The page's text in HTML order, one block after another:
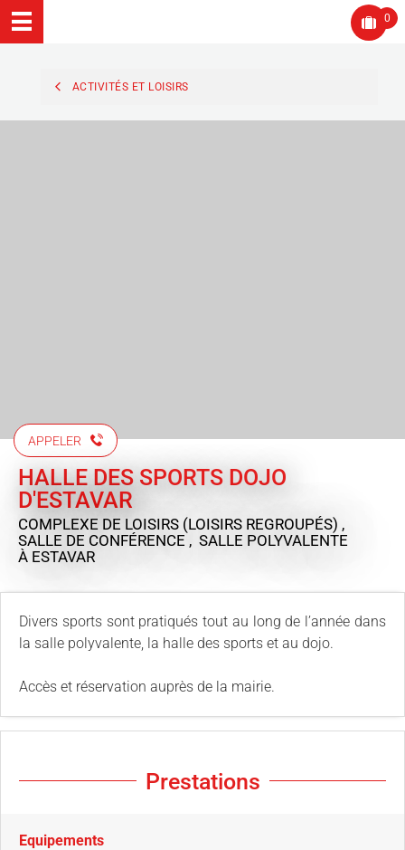
0
ACTIVITÉS ET LOISIRS
APPELER
HALLE DES SPORTS DOJO
D'ESTAVAR
COMPLEXE DE LOISIRS (LOISIRS REGROUPÉS) ,
SALLE DE CONFÉRENCE , SALLE POLYVALENTE
À ESTAVAR
Divers sports sont pratiqués tout au long de l’année dans
la salle polyvalente, la halle des sports et au dojo.
Accès et réservation auprès de la mairie.
Prestations
Equipements